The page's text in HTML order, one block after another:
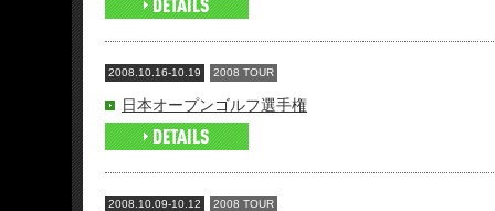
2008.10.16-10.19 2008 TOUR
日本オープンゴルフ選手権
2008.10.09-10.12 2008 TOUR